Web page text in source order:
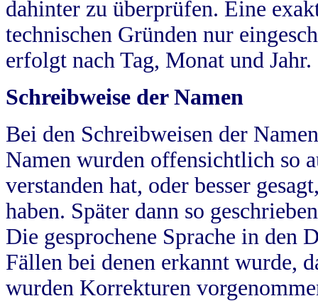
dahinter zu überprüfen. Eine
technischen Gründen nur
erfolgt nach Tag, Monat und Jahr.
Schreibweise der Namen
Bei den Schreibweisen der
Namen wurden offensichtlich so
verstanden hat, oder besser
haben. Später dann so
Die gesprochene Sprache in
Fällen bei denen erkannt wurde,
wurden Korrekturen